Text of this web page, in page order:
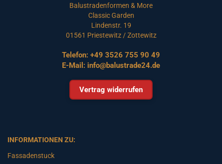
Balustradenformen & More
Classic Garden
Lindenstr. 19
01561 Priestewitz / Zottewitz
Telefon: +49 3526 755 90 49
E-Mail: info@balustrade24.de
Vertrag widerrufen
INFORMATIONEN ZU:
Fassadenstuck